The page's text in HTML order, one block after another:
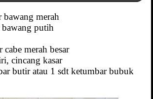
merah
putih
merah besar
cincang kasar
butir atau 1 sdt ketumbar bubuk